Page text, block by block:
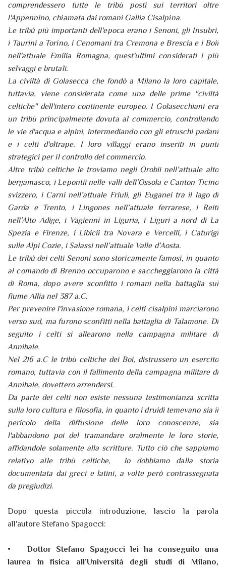
comprendessero tutte le tribù posti sui territori oltre
l'Appennino, chiamata dai romani Gallia Cisalpina.
Le tribù più importanti dell'epoca erano i Senoni, gli Insubri,
i Taurini a Torino, i Cenomani tra Cremona e Brescia e i Boii
nell'attuale Emilia Romagna, quest'ultimi considerati i più
selvaggi e brutali.
La civiltà di Golasecca che fondò a Milano la loro capitale,
tuttavia, viene considerata come una delle prime "civiltà
celtiche" dell'intero continente europeo. I Golasecchiani era
un tribù principalmente dovuta al commercio, controllando
le vie d'acqua e alpini, intermediando con gli etruschi padani
e i celti d'oltrape. I loro villaggi erano inseriti in punti
strategici per il controllo del commercio.
Altre tribù celtiche le troviamo negli Orobii nell’attuale alto
bergamasco, i Lepontii nelle valli dell’Ossola e Canton Ticino
svizzero, i Carni nell’attuale Friuli, gli Euganei tra il lago di
Garda e Trento, i Lingones nell’attuale ferrarese, i Reiti
nell’Alto Adige, i Vagienni in Liguria, i Liguri a nord di La
Spezia e Firenze, i Libicii tra Novara e Vercelli, i Caturigi
sulle Alpi Cozie, i Salassi nell’attuale Valle d’Aosta.
Le tribù dei celti Senoni sono storicamente famosi, in quanto
al comando di Brenno occuparono e saccheggiarono la città
di Roma, dopo avere sconfitto i romani nella battaglia sul
fiume Allia nel 387 a.C.
Per prevenire l'invasione romana, i celti cisalpini marciarono
verso sud, ma furono sconfitti nella battaglia di Talamone. Di
seguito i celti si allearono nella campagna militare di
Annibale.
Nel 216 a.C le tribù celtiche dei Boi, distrussero un esercito
romano, tuttavia con il fallimento della campagna militare di
Annibale, dovettero arrendersi.
Da parte dei celti non esiste nessuna testimonianza scritta
sulla loro cultura e filosofia, in quanto i druidi temevano sia il
pericolo della diffusione delle loro conoscenze, sia
l'abbandono poi del tramandare oralmente le loro storie,
affidandole solamente alla scritture. Tutto ciò che sappiamo
relativo alle tribù celtiche, lo dobbiamo dalla storia
documentata dai greci e latini, a volte però contrassegnata
da pregiudizi.
Dopo questa piccola introduzione, lascio la parola
all'autore Stefano Spagocci:
•
Dottor Stefano Spagocci lei ha conseguito una
laurea in fisica all’Università degli studi di Milano,